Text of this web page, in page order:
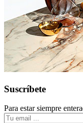
Suscríbete
Para estar siempre